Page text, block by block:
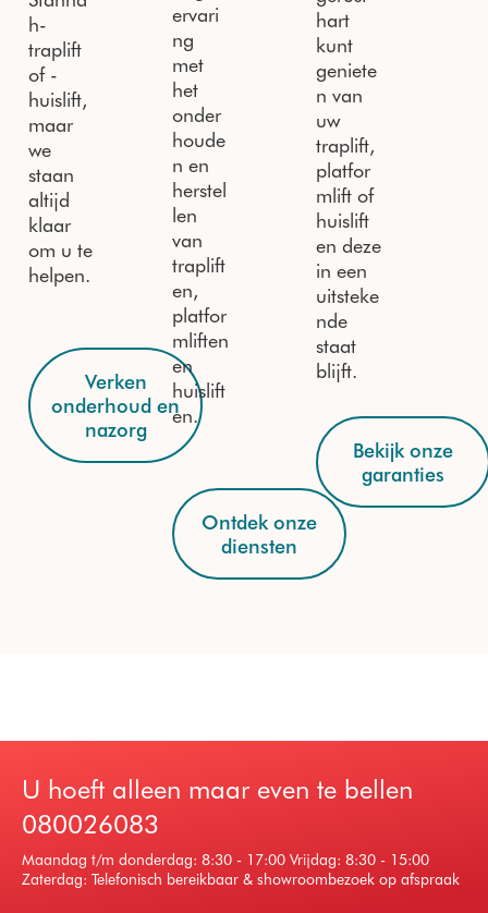
h-
traplift
of -
huislift,
maar
we
staan
altijd
klaar
om u te
helpen.
Verken
onderhoud en
nazorg
ervari
ng
met
het
onder
houde
n en
herstel
len
van
traplift
en,
platfor
mliften
en
huislift
en.
Ontdek onze
diensten
hart
kunt
geniete
n van
uw
traplift,
platfor
mlift of
huislift
en deze
in een
uitsteke
nde
staat
blijft.
Bekijk onze
garanties
U hoeft alleen maar even te bellen
080026083
Maandag t/m donderdag: 8:30 - 17:00 Vrijdag: 8:30 - 15:00
Zaterdag: Telefonisch bereikbaar & showroombezoek op afspraak